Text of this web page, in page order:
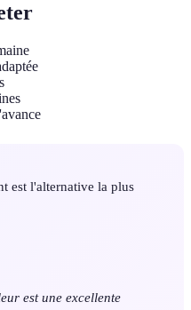
est l'alternative la plus
est une excellente